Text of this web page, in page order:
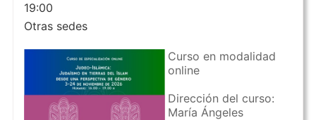
19:00
Otras sedes
Curso en modalidad
online
Dirección del curso:
María Ángeles